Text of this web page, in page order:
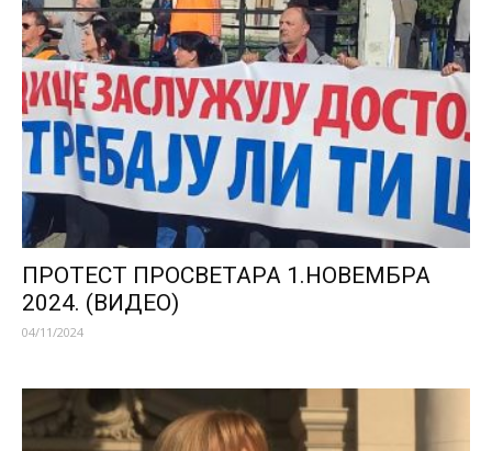
ПРОТЕСТ ПРОСВЕТАРА 1.НОВЕМБРА
2024. (ВИДЕО)
04/11/2024